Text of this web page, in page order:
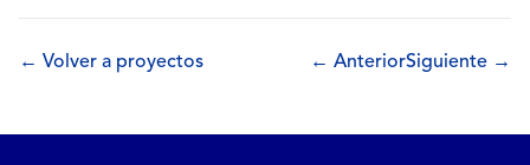
← Volver a proyectos ← AnteriorSiguiente →